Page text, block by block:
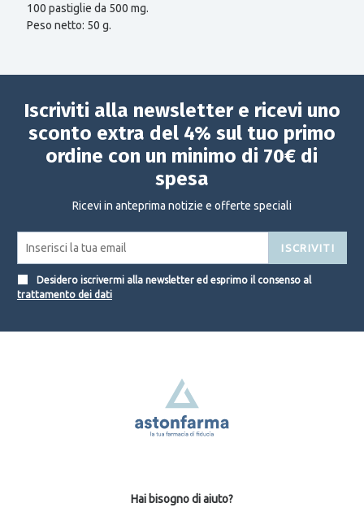
100 pastiglie da 500 mg.
Peso netto: 50 g.
Iscriviti alla newsletter e ricevi uno
sconto extra del 4% sul tuo primo
ordine con un minimo di 70€ di
spesa
Ricevi in anteprima notizie e offerte speciali
ISCRIVITI
Desidero iscrivermi alla newsletter ed esprimo il consenso al
trattamento dei dati
Hai bisogno di aiuto?